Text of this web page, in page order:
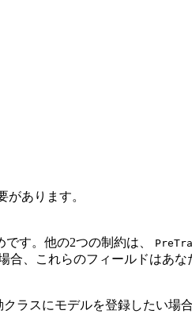
があります。
です。他の2つの制約は、
合、これらのフィールドはあ
クラスにモデルを登録したい場